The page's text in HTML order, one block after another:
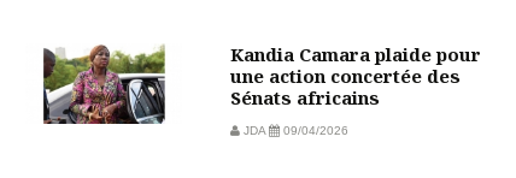
Kandia Camara plaide pour
une action concertée des
Sénats africains
JDA 09/04/2026